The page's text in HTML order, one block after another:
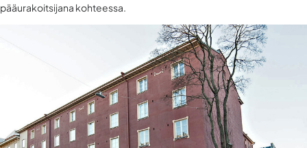
pääurakoitsijana kohteessa.